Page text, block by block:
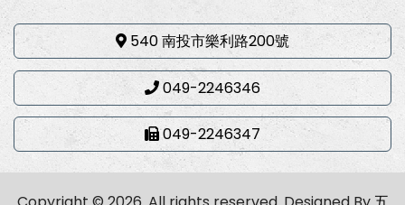
540 南投市樂利路200號
049-2246346
049-2246347